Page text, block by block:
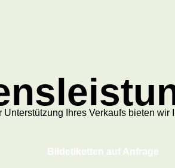
Unterstützung Ihres Verkaufs bieten wir
Bildetiketten auf Anfrage